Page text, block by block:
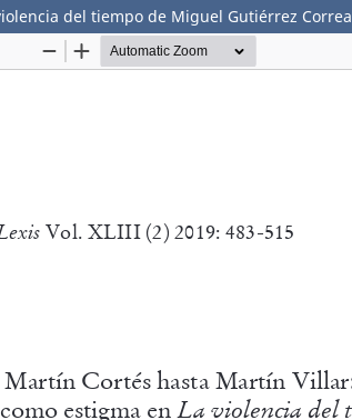
del tiempo de Miguel Gutiérrez Correa